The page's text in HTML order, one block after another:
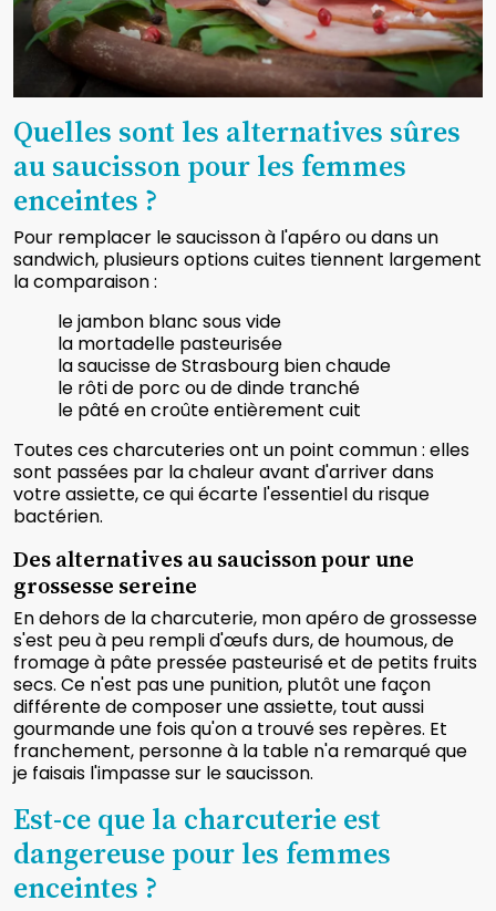
Quelles sont les alternatives sûres
au saucisson pour les femmes
enceintes ?
Pour remplacer le saucisson à l'apéro ou dans un
sandwich, plusieurs options cuites tiennent largement
la comparaison :
le jambon blanc sous vide
la mortadelle pasteurisée
la saucisse de Strasbourg bien chaude
le rôti de porc ou de dinde tranché
le pâté en croûte entièrement cuit
Toutes ces charcuteries ont un point commun : elles
sont passées par la chaleur avant d'arriver dans
votre assiette, ce qui écarte l'essentiel du risque
bactérien.
Des alternatives au saucisson pour une
grossesse sereine
En dehors de la charcuterie, mon apéro de grossesse
s'est peu à peu rempli d'œufs durs, de houmous, de
fromage à pâte pressée pasteurisé et de petits fruits
secs. Ce n'est pas une punition, plutôt une façon
différente de composer une assiette, tout aussi
gourmande une fois qu'on a trouvé ses repères. Et
franchement, personne à la table n'a remarqué que
je faisais l'impasse sur le saucisson.
Est-ce que la charcuterie est
dangereuse pour les femmes
enceintes ?